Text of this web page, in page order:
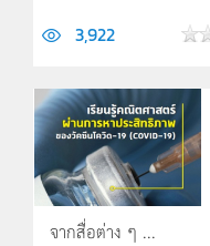
3,922
จากสื่อต่าง ๆ ...